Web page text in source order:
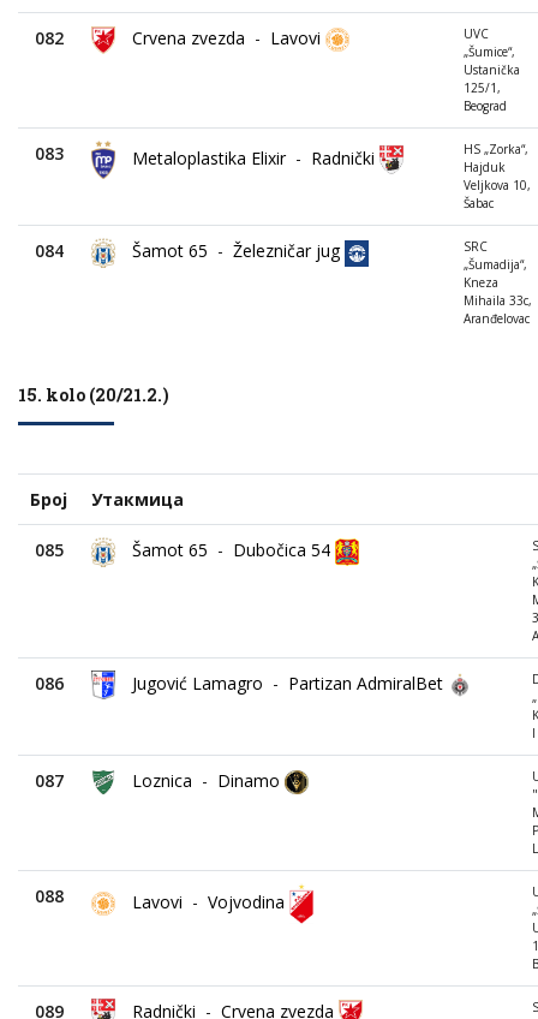
082 Crvena zvezda - Lavovi
UVC
„Šumice“,
Ustanička
125/1,
Beograd
083 Metaloplastika Elixir - Radnički
HS „Zorka“,
Hajduk
Veljkova 10,
Šabac
084 Šamot 65 - Železničar jug
SRC
„Šumadija“,
Kneza
Mihaila 33c,
Aranđelovac
15. kolo (20/21.2.)
Број Утакмица
085 Šamot 65 - Dubočica 54
086 Jugović Lamagro - Partizan AdmiralBet
087 Loznica - Dinamo
088 Lavovi - Vojvodina
089 Radnički - Crvena zvezda